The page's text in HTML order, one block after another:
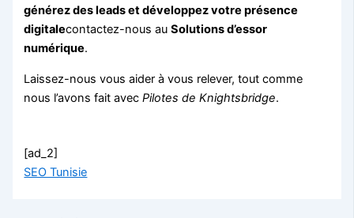
générez des leads et développez votre présence
digitalecontactez-nous auSolutions d’essor
numérique.
Laissez-nous vous aider à vous relever, tout comme
nous l’avons fait avecPilotes de Knightsbridge.
[ad_2]
SEO Tunisie